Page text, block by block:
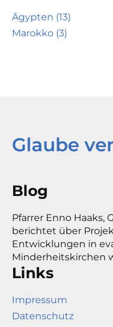
Ägypten (13)
Marokko (3)
Glaube
Blog
Pfarrer Enno Haaks,
berichtet über
Entwicklungen in
Minderheitskirchen
Links
Impressum
Datenschutz